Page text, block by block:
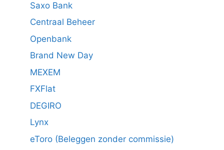
Saxo Bank
Centraal Beheer
Openbank
Brand New Day
MEXEM
FXFlat
DEGIRO
Lynx
eToro (Beleggen zonder commissie)